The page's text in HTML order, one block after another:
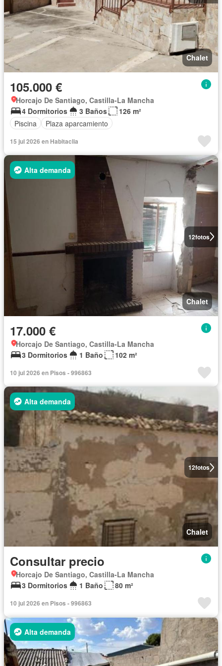
Chalet
105.000 €
Horcajo De Santiago, Castilla-La Mancha
4 Dormitorios
3 Baños
126 m²
Piscina
Plaza aparcamiento
15 jul 2026 en Habitaclia
12fotos
Alta demanda
Chalet
17.000 €
Horcajo De Santiago, Castilla-La Mancha
3 Dormitorios
1 Baño 102 m²
10 jul 2026 en Pisos - 996863
12fotos
Alta demanda
Chalet
Consultar precio
Horcajo De Santiago, Castilla-La Mancha
3 Dormitorios
1 Baño 80 m²
10 jul 2026 en Pisos - 996863
Alta demanda